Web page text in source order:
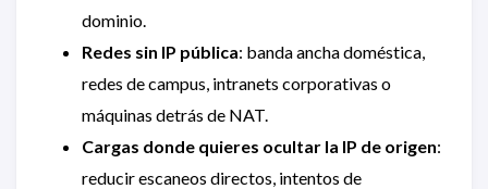
dominio.
Redes sin IP pública: banda ancha doméstica,
redes de campus, intranets corporativas o
máquinas detrás de NAT.
Cargas donde quieres ocultar la IP de origen:
reducir escaneos directos, intentos de